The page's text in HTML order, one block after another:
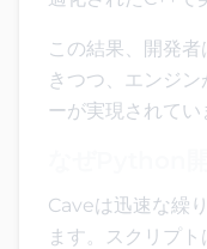
この結果、開発
きつつ、エンジ
ーが実現されてい
Caveは迅速な繰
ます。スクリプ